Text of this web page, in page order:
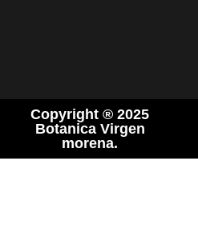
Copyright ® 2025
Botanica Virgen
morena.